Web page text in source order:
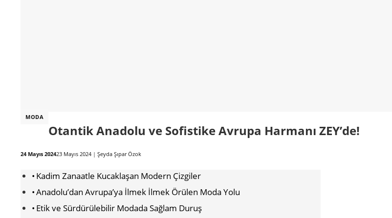
MODA
Otantik Anadolu ve Sofistike Avrupa Harmanı ZEY’de!
24 Mayıs 202423 Mayıs 2024 | Şeyda Şıpar Özok
Kadim Zanaatle Kucaklaşan Modern Çizgiler
Anadolu’dan Avrupa’ya İlmek İlmek Örülen Moda Yolu
Etik ve Sürdürülebilir Modada Sağlam Duruş